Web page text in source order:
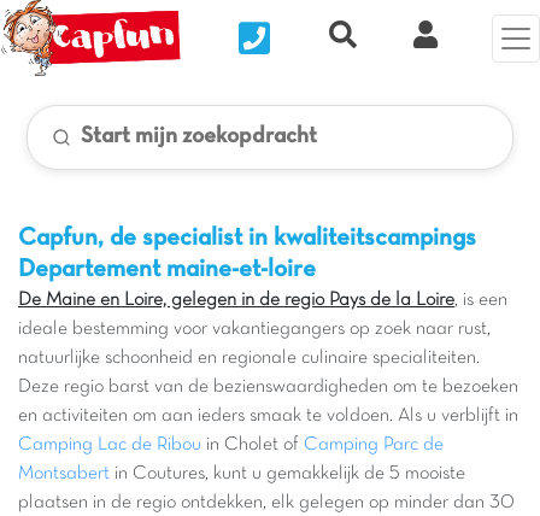
Nous contacterRecherche rapide
Mijn Clix
Start mijn zoekopdracht
Capfun, de specialist in kwaliteitscampings
Departement maine-et-loire
De Maine en Loire, gelegen in de regio Pays de la Loire, is een
ideale bestemming voor vakantiegangers op zoek naar rust,
natuurlijke schoonheid en regionale culinaire specialiteiten.
Deze regio barst van de bezienswaardigheden om te bezoeken
en activiteiten om aan ieders smaak te voldoen. Als u verblijft in
Camping Lac de Ribou in Cholet of Camping Parc de
Montsabert in Coutures, kunt u gemakkelijk de 5 mooiste
plaatsen in de regio ontdekken, elk gelegen op minder dan 30